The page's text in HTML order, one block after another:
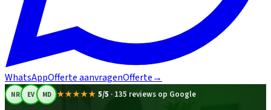
WhatsAppOfferte aanvragenOfferte→
NR EV MD ★★★★★ 5/5 · 135 reviews op Google